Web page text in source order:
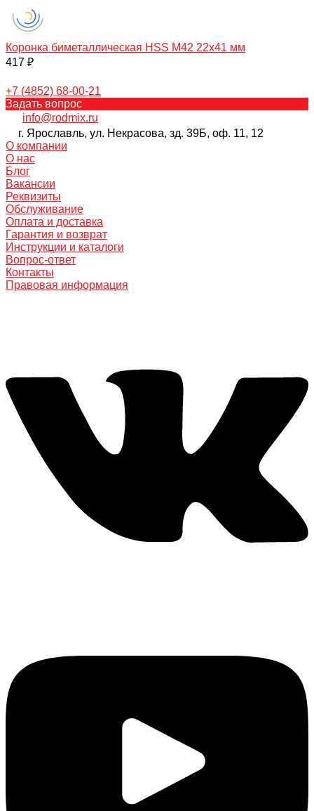
Коронка биметаллическая HSS M42 22х41 мм
417 ₽
+7 (4852) 68-00-21
Задать вопрос
info@rodmix.ru
г. Ярославль, ул. Некрасова, зд. 39Б, оф. 11, 12
О компании
О нас
Блог
Вакансии
Реквизиты
Обслуживание
Оплата и доставка
Гарантия и возврат
Инструкции и каталоги
Вопрос-ответ
Контакты
Правовая информация